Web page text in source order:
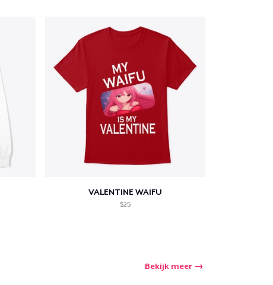
VALENTINE WAIFU
$25
Bekijk meer